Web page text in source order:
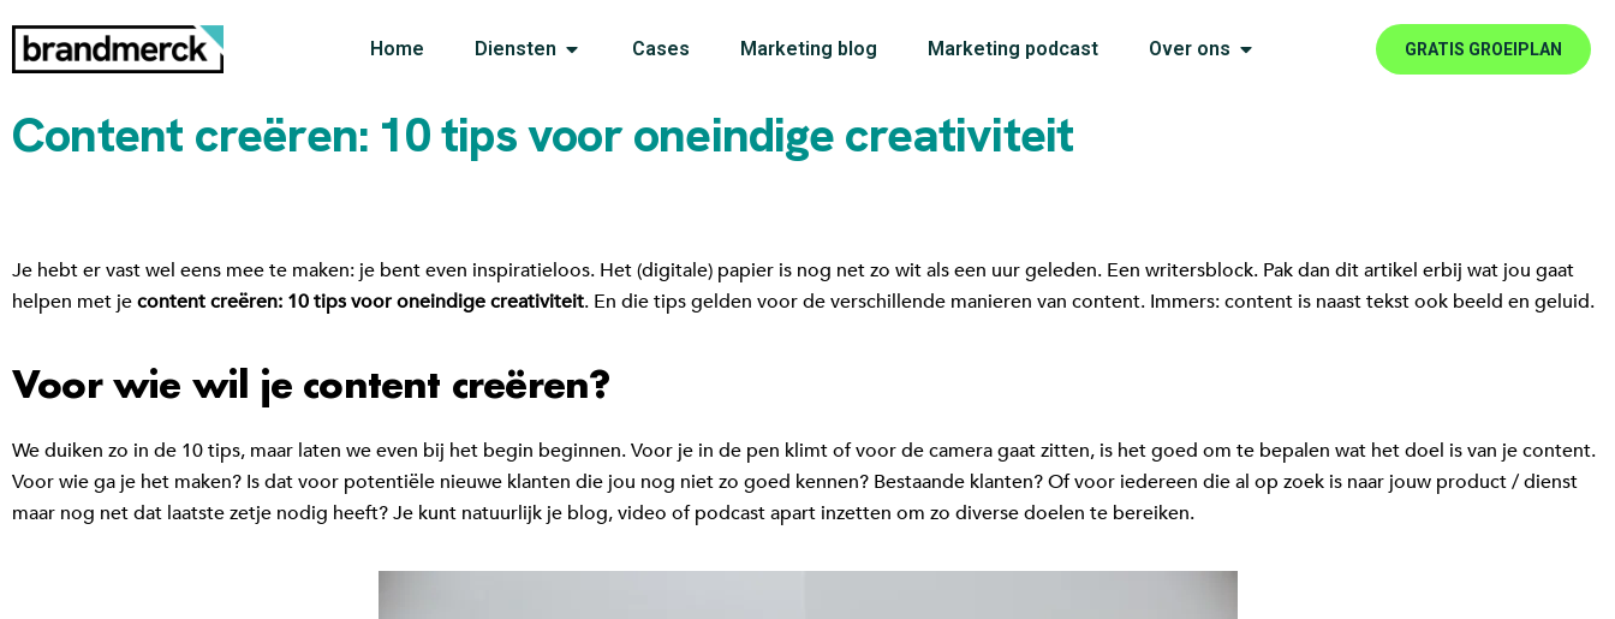
Home Diensten Cases Marketing blog Marketing podcast Over ons GRATIS GROEIPLAN
Content creëren: 10 tips voor oneindige creativiteit
Je hebt er vast wel eens mee te maken: je bent even inspiratieloos. Het (digitale) papier is nog net zo wit als een uur geleden. Een writersblock. Pak dan dit artikel erbij wat jou gaat
helpen met jecontent creëren: 10 tips voor oneindige creativiteit. En die tips gelden voor de verschillende manieren van content. Immers: content is naast tekst ook beeld en geluid.
Voor wie wil je content creëren?
We duiken zo in de 10 tips, maar laten we even bij het begin beginnen. Voor je in de pen klimt of voor de camera gaat zitten, is het goed om te bepalen wat het doel is van je content.
Voor wie ga je het maken? Is dat voor potentiële nieuwe klanten die jou nog niet zo goed kennen? Bestaande klanten? Of voor iedereen die al op zoek is naar jouw product / dienst
maar nog net dat laatste zetje nodig heeft? Je kunt natuurlijk je blog, video of podcast apart inzetten om zo diverse doelen te bereiken.